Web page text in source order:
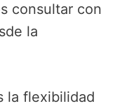
consultar con
la
la flexibilidad